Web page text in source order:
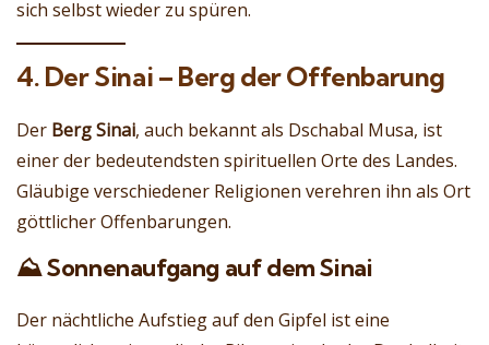
sich selbst wieder zu spüren.
4. Der Sinai – Berg der Offenbarung
Der Berg Sinai, auch bekannt als Dschabal Musa, ist
einer der bedeutendsten spirituellen Orte des Landes.
Gläubige verschiedener Religionen verehren ihn als Ort
göttlicher Offenbarungen.
⛰️ Sonnenaufgang auf dem Sinai
Der nächtliche Aufstieg auf den Gipfel ist eine